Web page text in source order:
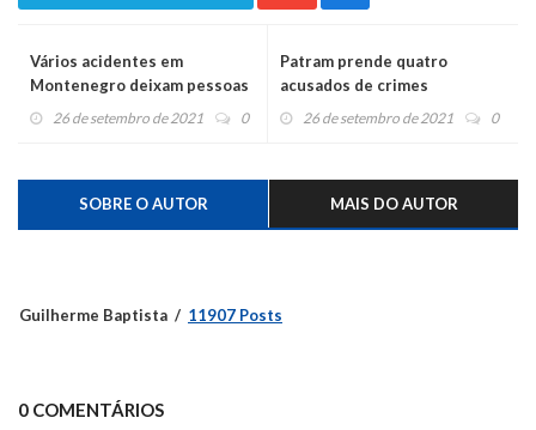
Vários acidentes em
Montenegro deixam pessoas
feridas26 de setembro de 2021 0
Patram prende quatro
acusados de crimes
ambientais
26 de setembro de 2021 0
SOBRE O AUTOR MAIS DO AUTOR
Guilherme Baptista 11907 Posts
0 COMENTÁRIOS